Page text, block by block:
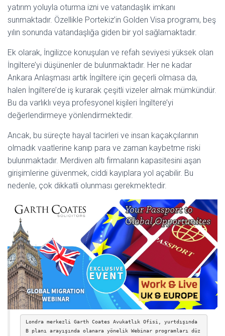
yatırım yoluyla oturma izni ve vatandaşlık imkanı
sunmaktadır. Özellikle Portekiz’in Golden Visa programı, beş
yılın sonunda vatandaşlığa giden bir yol sağlamaktadır.
Ek olarak, İngilizce konuşulan ve refah seviyesi yüksek olan
İngiltere’yi düşünenler de bulunmaktadır. Her ne kadar
Ankara Anlaşması artık İngiltere için geçerli olmasa da,
halen İngiltere’de iş kurarak çeşitli vizeler almak mümkündür.
Bu da varlıklı veya profesyonel kişileri İngiltere’yi
değerlendirmeye yönlendirmektedir.
Ancak, bu süreçte hayal tacirleri ve insan kaçakçılarının
olmadık vaatlerine kanıp para ve zaman kaybetme riski
bulunmaktadır. Merdiven altı firmaların kapasitesini aşan
girişimlerine güvenmek, ciddi kayıplara yol açabilir. Bu
nedenle, çok dikkatli olunması gerekmektedir.
Londra merkezli Garth Coates Avukatlık Ofisi, yurtdışında
B planı arayışında olanara yönelik Webinar programları düz